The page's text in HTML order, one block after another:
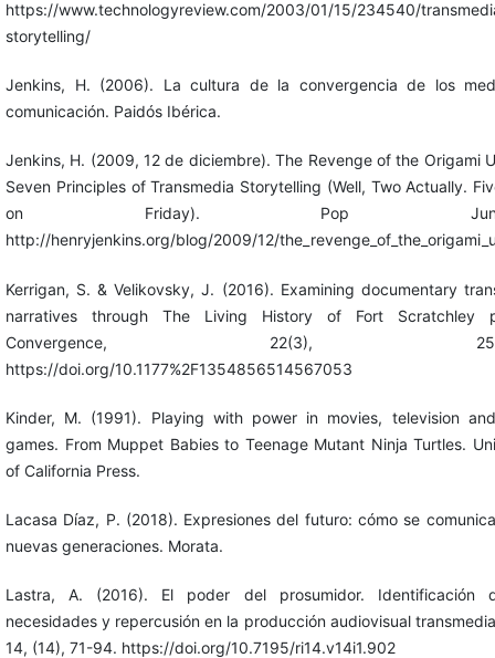
https://www.technologyreview.com/2003/01/15/234540/
storytelling/
Jenkins, H. (2006). La cultura de la convergencia de los
comunicación. Paidós Ibérica.
Jenkins, H. (2009, 12 de diciembre). The Revenge of the Origami
Seven Principles of Transmedia Storytelling (Well, Two Actually.
on Friday). Pop
http://henryjenkins.org/blog/2009/12/
Kerrigan, S. & Velikovsky, J. (2016). Examining documentary
narratives through The Living History of Fort Scratchley
Convergence, 22(3), 250-
https://doi.org/10.1177%2F1354856514567053
Kinder, M. (1991). Playing with power in movies, television
games. From Muppet Babies to Teenage Mutant Ninja Turtles.
of California Press.
Lacasa Díaz, P. (2018). Expresiones del futuro: cómo se
nuevas generaciones. Morata.
Lastra, A. (2016). El poder del prosumidor. Identificación
necesidades y repercusión en la producción audiovisual
14, (14), 71-94. https://doi.org/10.7195/ri14.v14i1.902